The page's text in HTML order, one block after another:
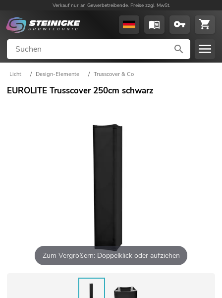
Verkauf nur an Gewerbetreibende. Preise zzgl. MwSt.
Licht / Design-Elemente / Trusscover & Co
EUROLITE Trusscover 250cm schwarz
Zum Vergrößern: Doppelklick oder aufziehen